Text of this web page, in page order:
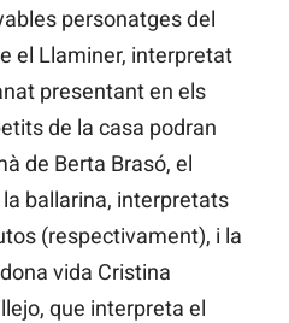
personatges del
el Llaminer, interpretat
presentant en els
de la casa podran
de Berta Brasó, el
ballarina, interpretats
(respectivament), i la
vida Cristina
que interpreta el